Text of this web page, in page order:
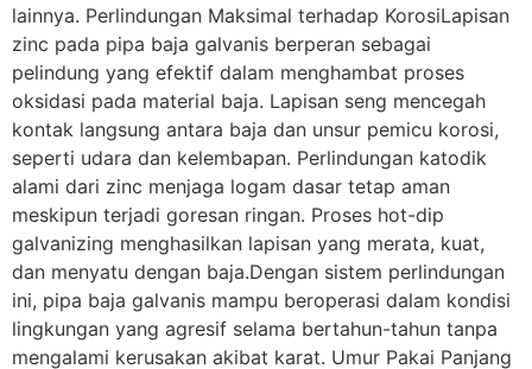
lainnya. Perlindungan Maksimal terhadap KorosiLapisan
zinc pada pipa baja galvanis berperan sebagai
pelindung yang efektif dalam menghambat proses
oksidasi pada material baja. Lapisan seng mencegah
kontak langsung antara baja dan unsur pemicu korosi,
seperti udara dan kelembapan. Perlindungan katodik
alami dari zinc menjaga logam dasar tetap aman
meskipun terjadi goresan ringan. Proses hot-dip
galvanizing menghasilkan lapisan yang merata, kuat,
dan menyatu dengan baja.Dengan sistem perlindungan
ini, pipa baja galvanis mampu beroperasi dalam kondisi
lingkungan yang agresif selama bertahun-tahun tanpa
mengalami kerusakan akibat karat. Umur Pakai Panjang